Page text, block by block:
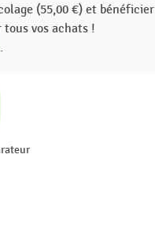
(55,00 €) et bénéficier
vos achats !